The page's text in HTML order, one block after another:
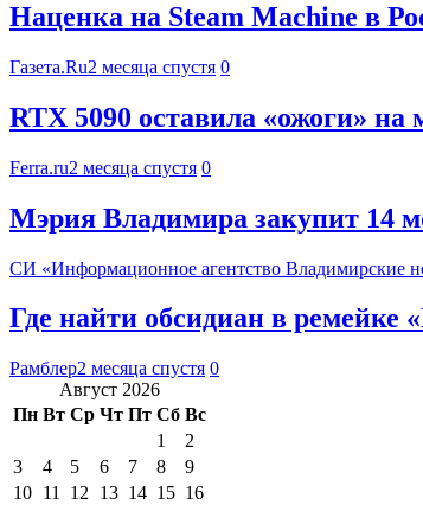
Наценка на Steam Machine в
Газета.Ru2 месяца спустя 0
RTX 5090 оставила «ожоги» на
Ferra.ru2 месяца спустя 0
Мэрия Владимира закупит 14
СИ «Информационное агентство Владимирские
Где найти обсидиан в ремейке
Рамблер2 месяца спустя 0
Август 2026
Пн Вт Ср Чт Пт Сб Вс
1
2
3
4 5 6 7 8
9
10 11 12 13 14 15 16